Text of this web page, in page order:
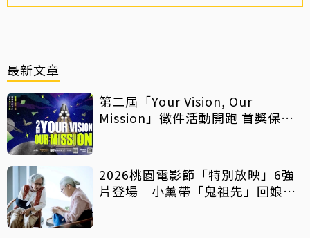
最新文章
第二屆「Your Vision, Our
Mission」徵件活動開跑 首獎保證
2026桃園電影節「特別放映」6強
片登場 小薰帶「鬼祖先」回娘